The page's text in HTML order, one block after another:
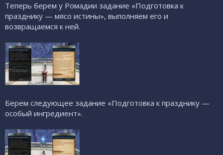
Теперь берем у Ромадии задание «Подготовка к
празднику — мясо истины», выполняем его и
возвращаемся к ней.
Берем следующее задание «Подготовка к празднику —
особый ингредиент».